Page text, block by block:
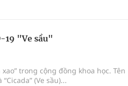
19 "Ve sầu"
trong cộng đồng khoa học. Tên
(Ve sầu)...